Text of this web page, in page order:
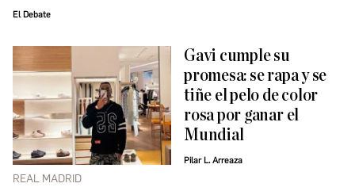
El Debate
REAL MADRID
Gavi cumple su
promesa: se rapa y se
tiñe el pelo de color
rosa por ganar el
Mundial
Pilar L. Arreaza